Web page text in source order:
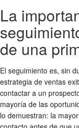
La
de una
El seguimiento es, sin
estrategia de ventas
contactar a un
mayoría de las
lo demuestran: la